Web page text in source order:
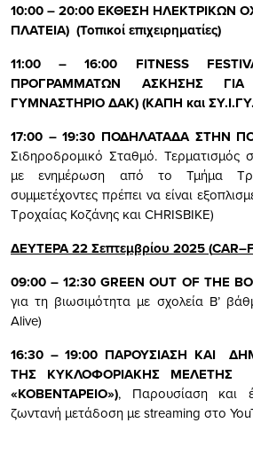
10:00 – 20:00 ΕΚΘΕΣΗ ΗΛΕΚΤΡΙΚΩΝ
ΠΛΑΤΕΙΑ) (Τοπικοί επιχειρηματίες)
11:00 – 16:00 FITNESS
ΠΡΟΓΡΑΜΜΑΤΩΝ ΑΣΚΗΣΗΣ
ΓΥΜΝΑΣΤΗΡΙΟ ΔΑΚ) (ΚΑΠΗ και
17:00 – 19:30 ΠΟΔΗΛΑΤΑΔΑ ΣΤΗΝ
Σιδηροδρομικό Σταθμό. Τερματισμός
με ενημέρωση από το Τμήμα
συμμετέχοντες πρέπει να είναι
Τροχαίας Κοζάνης και CHRISBIKE)
ΔΕΥΤΕΡΑ 22 Σεπτεμβρίου 2025(CAR–
09:00 – 12:30GREEN OUT OF THE
για τη βιωσιμότητα με σχολεία Β’
Alive)
16:30 – 19:00 ΠΑΡΟΥΣΙΑΣΗ ΚΑΙ
ΤΗΣ ΚΥΚΛΟΦΟΡΙΑΚΗΣ ΜΕΛΕΤΗΣ
«ΚΟΒΕΝΤΑΡΕΙΟ»), Παρουσίαση και
ζωντανή μετάδοση με streaming στο